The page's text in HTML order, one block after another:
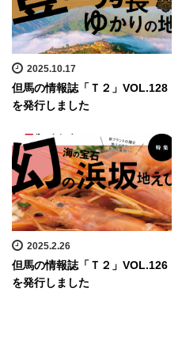
2025.10.17
但馬の情報誌「Ｔ２」VOL.128
を発行しました
2025.2.26
但馬の情報誌「Ｔ２」VOL.126
を発行しました